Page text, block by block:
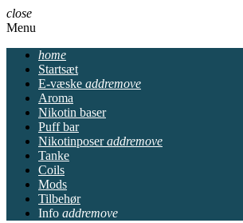
close
Menu
home
Startsæt
E-væske addremove
Aroma
Nikotin baser
Puff bar
Nikotinposer addremove
Tanke
Coils
Mods
Tilbehør
Info addremove